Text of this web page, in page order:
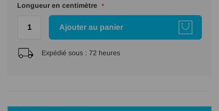
Longueur en centimètre
Ajouter au panier
Expédié sous : 72 heures